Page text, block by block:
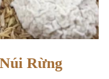
Rừng